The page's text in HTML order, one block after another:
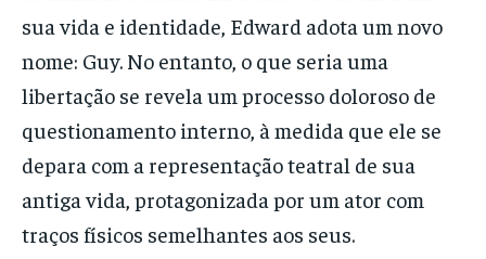
sua vida e identidade, Edward adota um novo
nome: Guy. No entanto, o que seria uma
libertação se revela um processo doloroso de
questionamento interno, à medida que ele se
depara com a representação teatral de sua
antiga vida, protagonizada por um ator com
traços físicos semelhantes aos seus.